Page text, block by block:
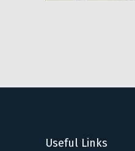
Useful Links